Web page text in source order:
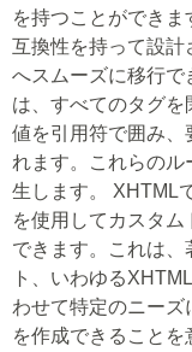
を持つことができ
互換性を持って設
へスムーズに移行
は、すべてのタグ
値を引用符で囲み、
れます。これらの
生します。 XHTML
を使用してカスタ
できます。これは、
ト、いわゆる
わせて特定のニー
を作成できることを